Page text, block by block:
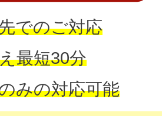
でのご対応
最短30分
みの対応可能